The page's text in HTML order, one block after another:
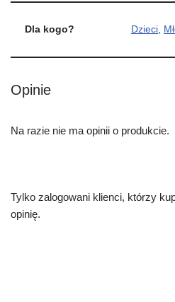
Dla kogo? Dzieci
Opinie
Na razie nie ma opinii o produkcie.
Tylko zalogowani klienci, którzy
opinię.